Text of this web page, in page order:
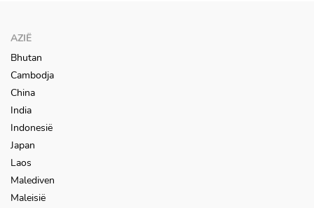
AZIË
Bhutan
Cambodja
China
India
Indonesië
Japan
Laos
Malediven
Maleisië